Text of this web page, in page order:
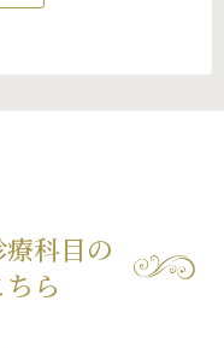
科目の
ら